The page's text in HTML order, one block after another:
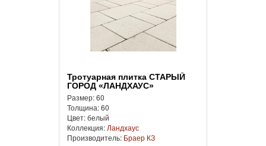
Тротуарная плитка СТАРЫЙ
ГОРОД «ЛАНДХАУС»
Размер: 60
Толщина: 60
Цвет: белый
Коллекция: Ландхаус
Производитель: Браер КЗ